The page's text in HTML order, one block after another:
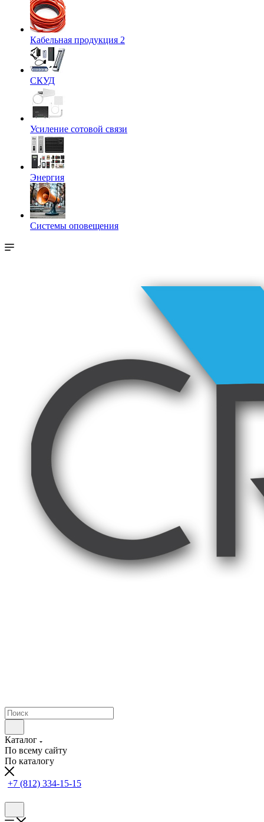
Кабельная продукция 2
СКУД
Усиление сотовой связи
Энергия
Системы оповещения
Каталог
По всему сайту
По каталогу
+7 (812) 334-15-15